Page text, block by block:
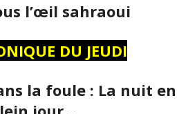
l’œil sahraoui
DU JEUDI
la foule : La nuit en